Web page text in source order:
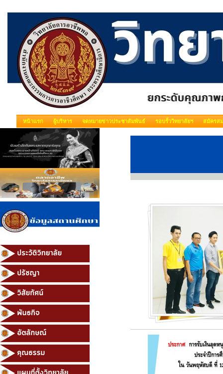
หน้าแรก ผู้บริหาร จดหมายข่าวประชาสัมพันธ์ รอบรั้ววิทยาลัยฯ สมัครส